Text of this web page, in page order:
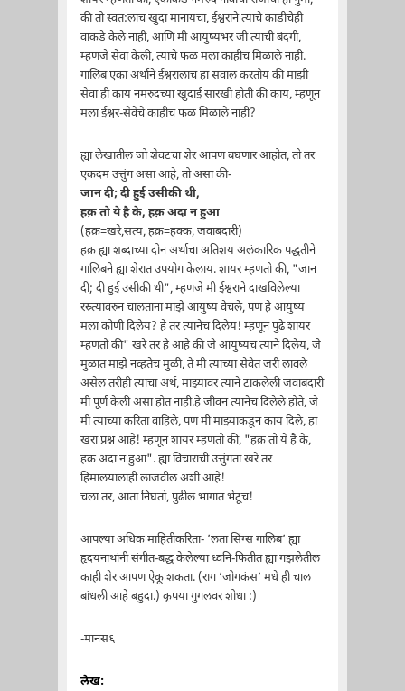
की तो स्वत:लाच खुदा मानायचा, ईश्वराने त्याचे काडीचेही
वाकडे केले नाही, आणि मी आयुष्यभर जी त्याची बंदगी,
म्हणजे सेवा केली, त्याचे फळ मला काहीच मिळाले नाही.
गालिब एका अर्थाने ईश्वरालाच हा सवाल करतोय की माझी
सेवा ही काय नमरुदच्या खुदाई सारखी होती की काय, म्हणून
मला ईश्वर-सेवेचे काहीच फळ मिळाले नाही?
ह्या लेखातील जो शेवटचा शेर आपण बघणार आहोत, तो तर
एकदम उत्तुंग असा आहे, तो असा की-
जान दी; दी हुई उसीकी थी,
हक़ तो ये है के, हक़ अदा न हुआ
(हक़=खरे,सत्य, हक़=हक्क, जवाबदारी)
हक़ ह्या शब्दाच्या दोन अर्थाचा अतिशय अलंकारिक पद्धतीने
गालिबने ह्या शेरात उपयोग केलाय. शायर म्हणतो की, "जान
दी; दी हुई उसीकी थी", म्हणजे मी ईश्वराने दाखविलेल्या
रस्र्त्यावरुन चालताना माझे आयुष्य वेचले, पण हे आयुष्य
मला कोणी दिलेय? हे तर त्यानेच दिलेय! म्हणून पुढे शायर
म्हणतो की" खरे तर हे आहे की जे आयुष्यच त्याने दिलेय, जे
मुळात माझे नव्हतेच मुळी, ते मी त्याच्या सेवेत जरी लावले
असेल तरीही त्याचा अर्थ, माझ्यावर त्याने टाकलेली जवाबदारी
मी पूर्ण केली असा होत नाही.हे जीवन त्यानेच दिलेले होते, जे
मी त्याच्या करिता वाहिले, पण मी माझ्याकडून काय दिले, हा
खरा प्रश्न आहे! म्हणून शायर म्हणतो की, "हक़ तो ये है के,
हक़ अदा न हुआ". ह्या विचाराची उत्तुंगता खरे तर
हिमालयालाही लाजवील अशी आहे!
चला तर, आता निघतो, पुढील भागात भेटूच!
आपल्या अधिक माहितीकरिता- ’लता सिंग्स गालिब’ ह्या
हृदयनाथांनी संगीत-बद्ध केलेल्या ध्वनि-फितीत ह्या गझलेतील
काही शेर आपण ऐकू शकता. (राग ’जोगकंस’ मधे ही चाल
बांधली आहे बहुदा.) कृपया गुगलवर शोधा :)
-मानस६
लेख: